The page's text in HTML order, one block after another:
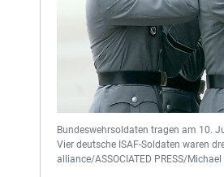
Bundeswehrsoldaten tragen am 10.
Vier deutsche ISAF-Soldaten waren
alliance/ASSOCIATED PRESS/Michael